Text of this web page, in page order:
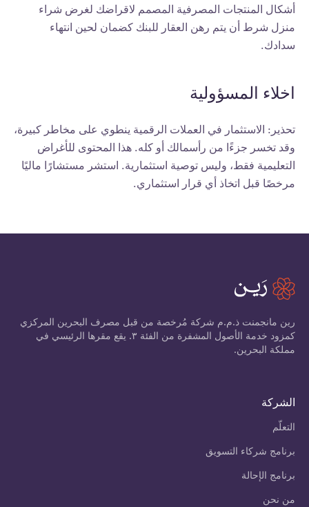
أشكال المنتجات المصرفية المصمم لاقراضك لغرض شراء
منزل شرط أن يتم رهن العقار للبنك كضمان لحين انتهاء
سدادك.
اخلاء المسؤولية
تحذير: الاستثمار في العملات الرقمية ينطوي على مخاطر كبيرة،
وقد تخسر جزءًا من رأسمالك أو كله. هذا المحتوى للأغراض
التعليمية فقط، وليس توصية استثمارية. استشر مستشارًا ماليًا
مرخصًا قبل اتخاذ أي قرار استثماري.
رين مانجمنت ذ.م.م شركة مُرخصة من قبل مصرف البحرين المركزي
كمزود خدمة الأصول المشفرة من الفئة ٣. يقع مقرها الرئيسي في
مملكة البحرين.
الشركة
التعلّم
برنامج شركاء التسويق
برنامج الإحالة
من نحن